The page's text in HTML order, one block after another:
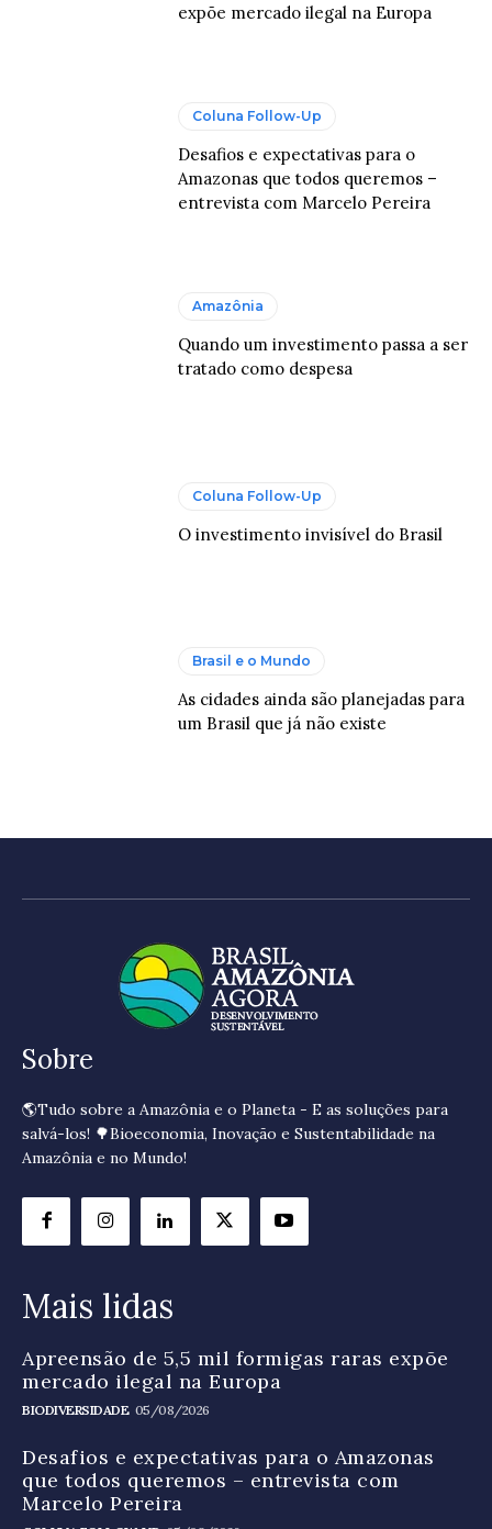
expõe mercado ilegal na Europa
Coluna Follow-Up
Desafios e expectativas para o
Amazonas que todos queremos –
entrevista com Marcelo Pereira
Amazônia
Quando um investimento passa a ser
tratado como despesa
Coluna Follow-Up
O investimento invisível do Brasil
Brasil e o Mundo
As cidades ainda são planejadas para
um Brasil que já não existe
Sobre
🌎Tudo sobre a Amazônia e o Planeta - E as soluções para
salvá-los! 🌳Bioeconomia, Inovação e Sustentabilidade na
Amazônia e no Mundo!
Mais lidas
Apreensão de 5,5 mil formigas raras expõe
mercado ilegal na Europa
BIODIVERSIDADE 05/08/2026
Desafios e expectativas para o Amazonas
que todos queremos – entrevista com
Marcelo Pereira